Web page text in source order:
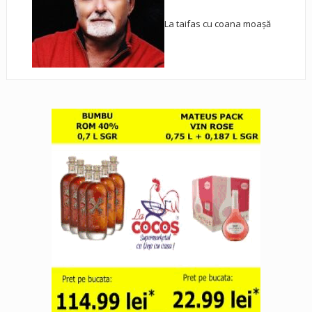
La taifas cu coana moașă